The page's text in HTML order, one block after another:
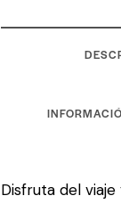
Disfruta del